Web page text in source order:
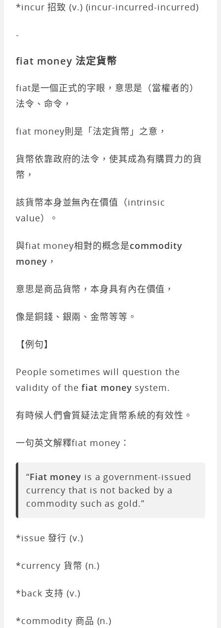
*incur 招致 (v.) (incur-incurred-incurred)
-
fiat money 法定貨幣
fiat是一個正式的字眼，意思是（當權者的）
法令、命令，
fiat money則是「法定貨幣」之意，
貨幣依靠政府的法令，使其成為有購買力的貨
幣，
該貨幣本身並無內在價值（intrinsic
value）。
與fiat money相對的概念是commodity
money ，
意思是商品貨幣，本身具有內在價值，
像是銅錢、銀兩、金幣等等。
【例句】
People sometimes will question the
validity of thefiat money system.
有時候人們會質疑法定貨幣系統的有效性。
一句英文解釋fiat money：
“Fiat money is a government-issued
currency that is not backed by a
commodity such as gold.”
*issue 發行 (v.)
*currency 貨幣 (n.)
*back 支持 (v.)
*commodity 商品 (n.)